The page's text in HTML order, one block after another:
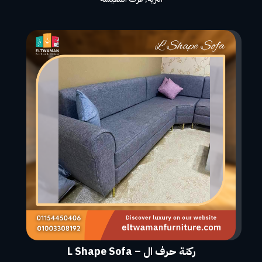
ركنة حرف ال – L Shape Sofa